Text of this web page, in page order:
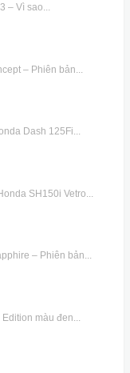
– Vì sao...
– Phiên bản...
Dash 125Fi...
SH150i Vetro...
– Phiên bản...
màu đen...